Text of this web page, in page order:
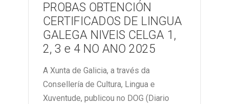
PROBAS OBTENCIÓN
CERTIFICADOS DE LINGUA
GALEGA NIVEIS CELGA 1,
2, 3 e 4 NO ANO 2025
A Xunta de Galicia, a través da
Consellería de Cultura, Lingua e
Xuventude, publicou no DOG (Diario